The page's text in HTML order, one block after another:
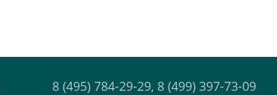
8 (495) 784-29-29, 8 (499) 397-73-09